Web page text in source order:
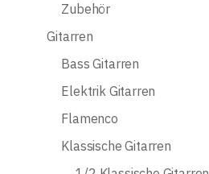
Zubehör
Gitarren
Bass Gitarren
Elektrik Gitarren
Flamenco
Klassische Gitarren